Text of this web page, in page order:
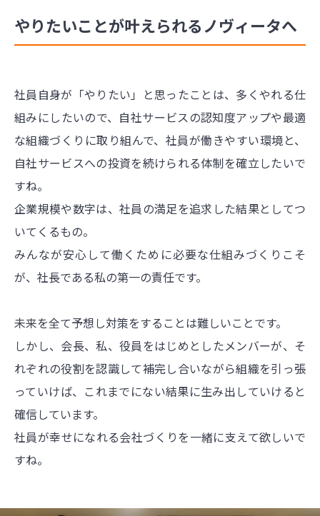
やりたいことが叶えられるノヴィータへ
社員自身が「やりたい」と思ったことは、多くやれる仕
組みにしたいので、自社サービスの認知度アップや最適
な組織づくりに取り組んで、社員が働きやすい環境と、
自社サービスへの投資を続けられる体制を確立したいで
すね。
企業規模や数字は、社員の満足を追求した結果としてつ
いてくるもの。
みんなが安心して働くために必要な仕組みづくりこそ
が、社長である私の第一の責任です。
未来を全て予想し対策をすることは難しいことです。
しかし、会長、私、役員をはじめとしたメンバーが、そ
れぞれの役割を認識して補完し合いながら組織を引っ張
っていけば、これまでにない結果に生み出していけると
確信しています。
社員が幸せになれる会社づくりを一緒に支えて欲しいで
すね。